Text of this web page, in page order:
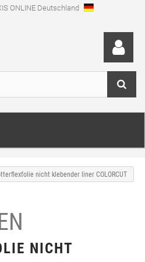
ONLINE Deutschland
+
nicht klebender liner COLORCUT
NICHT